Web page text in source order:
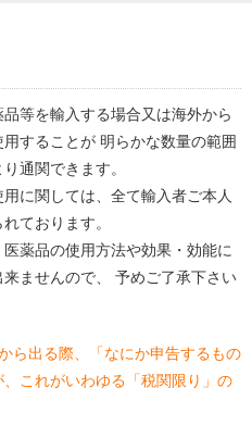
等を輸入する場合又は海外から
することが 明らかな数量の範囲
通関できます。
に関しては、全て輸入者ご本人
ております。
薬品の使用方法や効果・効能に
ませんので、 予めご了承下さい
ら出る際、「なにか申告するもの
これがいわゆる「税関限り」の